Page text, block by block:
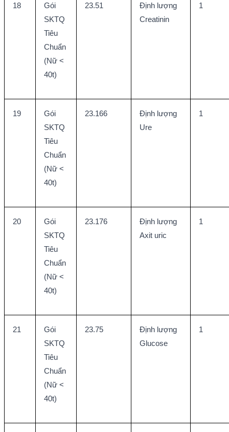
18
Gói
SKTQ
Tiêu
Chuẩn
(Nữ <
40t)
23.51
Định lượng
Creatinin
1
19
Gói
SKTQ
Tiêu
Chuẩn
(Nữ <
40t)
23.166
Định lượng
Ure
1
20
Gói
SKTQ
Tiêu
Chuẩn
(Nữ <
40t)
23.176
Định lượng
Axit uric
1
21
Gói
SKTQ
Tiêu
Chuẩn
(Nữ <
40t)
23.75
Định lượng
Glucose
1